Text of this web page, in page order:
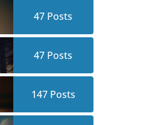
47 Posts
47 Posts
147Posts